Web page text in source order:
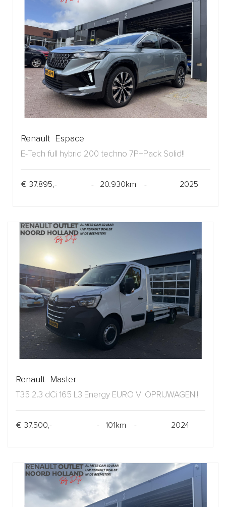
Renault Espace
E-Tech full hybrid 200 techno 7P+Pack Solid!!
€ 37.895,- - 20.930km - 2025
Renault Master
T35 2.3 dCi 165 L3 Energy EURO VI OPRIJWAGEN!!
€ 37.500,- - 101km - 2024